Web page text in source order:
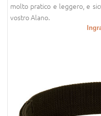
molto pratico e leggero, e
vostro Alano.